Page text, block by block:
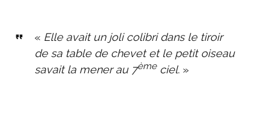
« Elle avait un joli colibri dans le tiroir
de sa table de chevet et le petit oiseau
savait la mener au 7èmeciel. »